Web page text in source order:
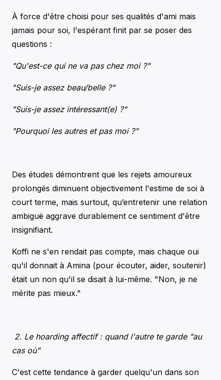
À force d'être choisi pour ses qualités d'ami mais
jamais pour soi, l'espérant finit par se poser des
questions :
"Qu'est-ce qui ne va pas chez moi ?"
"Suis-je assez beau/belle ?"
"Suis-je assez intéressant(e) ?"
"Pourquoi les autres et pas moi ?"
Des études démontrent que les rejets amoureux
prolongés diminuent objectivement l'estime de soi à
court terme, mais surtout, qu’entretenir une relation
ambiguë aggrave durablement ce sentiment d'être
insignifiant.
Koffi ne s'en rendait pas compte, mais chaque oui
qu'il donnait à Amina (pour écouter, aider, soutenir)
était un non qu'il se disait à lui-même. "Non, je ne
mérite pas mieux."
2. Le hoarding affectif : quand l'autre te garde "au
cas où"
C'est cette tendance à garder quelqu'un dans son